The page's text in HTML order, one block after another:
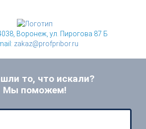
Воронеж, ул. Пирогова 87 Б
zakaz@profpribor.ru
то, что искали?
Мы поможем!